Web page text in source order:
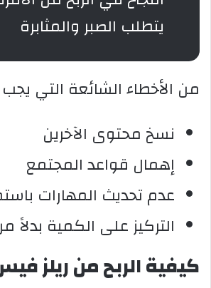
يتطلب الصبر والمثابرة
من الأخطاء الشائعة التي يجب
نسخ محتوى الآخرين
إهمال قواعد المجتمع
عدم تحديث المهارات
التركيز على الكمية بدلاً
كيفية الربح من ريلز